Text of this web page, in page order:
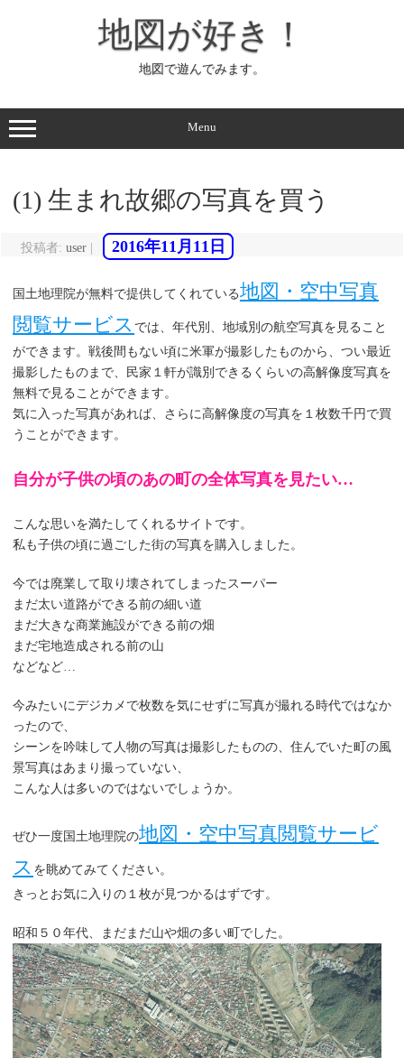
ッ
プ
地図が好き！
地図で遊んでみます。
Menu
(1) 生まれ故郷の写真を買う
投稿者: user 2016年11月11日
国土地理院が無料で提供してくれている地図・空中写真
閲覧サービス では、年代別、地域別の航空写真を見ること
ができます。戦後間もない頃に米軍が撮影したものから、つい最近
撮影したものまで、民家１軒が識別できるくらいの高解像度写真を
無料で見ることができます。
気に入った写真があれば、さらに高解像度の写真を１枚数千円で買
うことができます。
自分が子供の頃のあの町の全体写真を見たい…
こんな思いを満たしてくれるサイトです。
私も子供の頃に過ごした街の写真を購入しました。
今では廃業して取り壊されてしまったスーパー
まだ太い道路ができる前の細い道
まだ大きな商業施設ができる前の畑
まだ宅地造成される前の山
などなど…
今みたいにデジカメで枚数を気にせずに写真が撮れる時代ではなか
ったので、
シーンを吟味して人物の写真は撮影したものの、住んでいた町の風
景写真はあまり撮っていない、
こんな人は多いのではないでしょうか。
ぜひ一度国土地理院の地図・空中写真閲覧サービ
ス を眺めてみてください。
きっとお気に入りの１枚が見つかるはずです。
昭和５０年代、まだまだ山や畑の多い町でした。